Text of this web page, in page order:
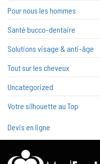
Pour nous les hommes
Santé bucco-dentaire
Solutions visage & anti-âge
Tout sur les cheveux
Uncategorized
Votre silhouette au Top
Devis en ligne